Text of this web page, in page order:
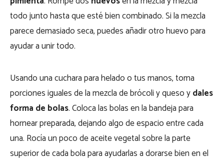
todo junto hasta que esté bien combinado. Si la mezcla
parece demasiado seca, puedes añadir otro huevo para
ayudar a unir todo.
Usando una cuchara para helado o tus manos, toma
porciones iguales de la mezcla de brócoli y queso ydales
forma de bolas. Coloca las bolas en la bandeja para
hornear preparada, dejando algo de espacio entre cada
una. Rocía un poco de aceite vegetal sobre la parte
superior de cada bola para ayudarlas a dorarse bien en el